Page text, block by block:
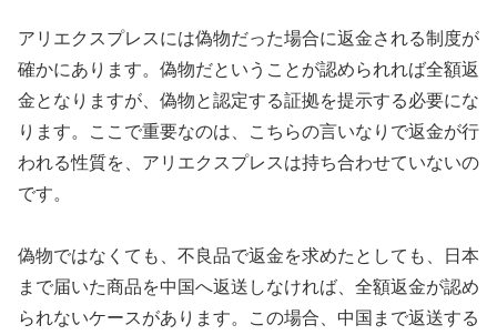
アリエクスプレスには偽物だった場合に返金される制度が
確かにあります。偽物だということが認められれば全額返
金となりますが、偽物と認定する証拠を提示する必要にな
ります。ここで重要なのは、こちらの言いなりで返金が行
われる性質を、アリエクスプレスは持ち合わせていないの
です。
偽物ではなくても、不良品で返金を求めたとしても、日本
まで届いた商品を中国へ返送しなければ、全額返金が認め
られないケースがあります。この場合、中国まで返送する